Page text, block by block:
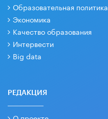
Образовательная политика
Экономика
Качество образования
Интервести
Big data
РЕДАКЦИЯ